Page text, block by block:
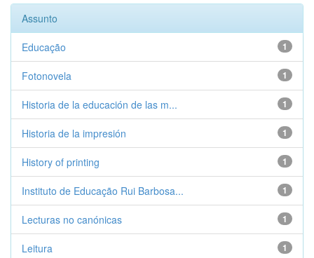
Assunto
1
Educação
1
Fotonovela
1
Historia de la educación de las m...
1
Historia de la impresión
1
History of printing
1
Instituto de Educação Rui Barbosa...
1
Lecturas no canónicas
1
Leitura